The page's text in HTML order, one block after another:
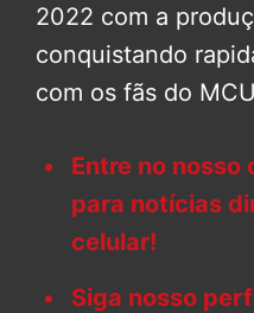
2022 com a
conquistando
com os fãs do
Entre no nosso
para notícias
celular!
Siga nosso